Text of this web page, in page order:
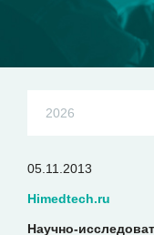
05.11.2013
Himedtech.ru
Научно-